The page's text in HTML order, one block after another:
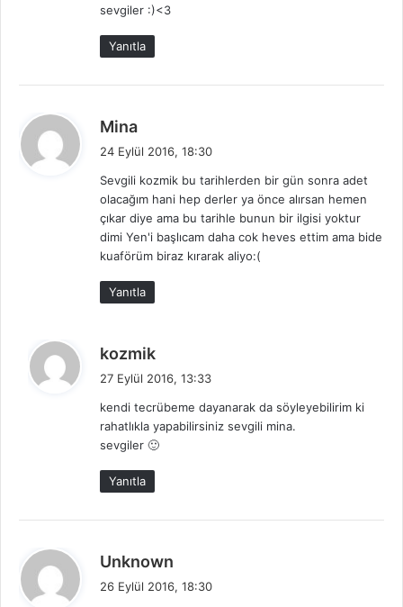
sevgiler :)<3
Yanıtla
Mina
k
i
24 Eylül 2016, 18:30
Sevgili kozmik bu tarihlerden bir gün sonra adet
olacağım hani hep derler ya önce alırsan hemen
çıkar diye ama bu tarihle bunun bir ilgisi yoktur
dimi Yen'i başlıcam daha cok heves ettim ama bide
kuaförüm biraz kırarak aliyo:(
Yanıtla
kozmik
i
k
i
27 Eylül 2016, 13:33
kendi tecrübeme dayanarak da söyleyebilirim ki
rahatlıkla yapabilirsiniz sevgili mina.
sevgiler 🙂
Yanıtla
Unknown
26 Eylül 2016, 18:30